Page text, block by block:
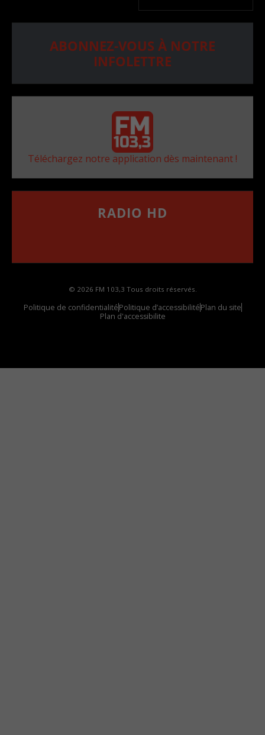
ABONNEZ-VOUS À NOTRE
INFOLETTRE
Téléchargez notre application dès maintenant !
RADIO HD
© 2026 FM 103,3 Tous droits réservés.
Politique de confidentialitéPolitique d’accessibilitéPlan du site
Plan d'accessibilite